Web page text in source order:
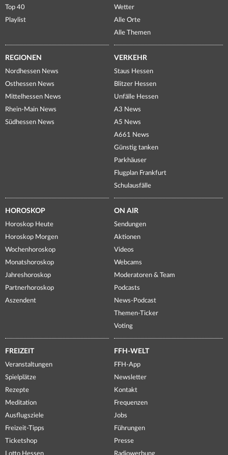
Top 40
Playlist
Wetter
Alle Orte
Alle Themen
REGIONEN
Nordhessen News
Osthessen News
Mittelhessen News
Rhein-Main News
Südhessen News
VERKEHR
Staus Hessen
Blitzer Hessen
Unfälle Hessen
A3 News
A5 News
A661 News
Günstig tanken
Parkhäuser
Flugplan Frankfurt
Schulausfälle
HOROSKOP
Horoskop Heute
Horoskop Morgen
Wochenhoroskop
Monatshoroskop
Jahreshoroskop
Partnerhoroskop
Aszendent
ON AIR
Sendungen
Aktionen
Videos
Webcams
Moderatoren & Team
Podcasts
News-Podcast
Themen-Ticker
Voting
FREIZEIT
Veranstaltungen
Spielplätze
Rezepte
Meditation
Ausflugsziele
Freizeit-Tipps
Ticketshop
Lotto Hessen
FFH-WELT
FFH-App
Newsletter
Kontakt
Frequenzen
Jobs
Führungen
Presse
Radiowerbung